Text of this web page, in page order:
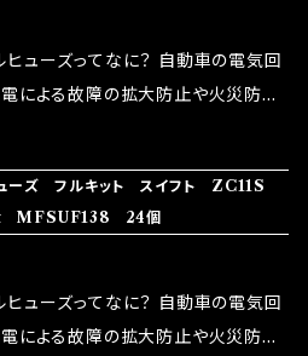
ております。
低減効果により、このような効果を
・アクセルレスポンスの向上 ・アイ
化（静粛性UP） ・ターボ車のターボ
の効果は、タウンユースだけでなく、
ーツシーンでの実証実験の上、 製
ております。
2.金属部分が露出している為、空気
しまう。 3.金属プレートが接触する
ルヒューズになります。 ◇マジカル
果 マジカルヒューズは放電防止効
低減効果により、このような効果を
・アクセルレスポンスの向上 ・アイ
化（静粛性UP） ・ターボ車のターボ
ューズってなに？ 自動車の電気回
電による故障の拡大防止や火災防止
回路への電力供給を行っています。
ーズには拭い去れない欠点があり
2.金属部分が露出している為、空気
しまう。 3.金属プレートが接触する
ューズ フルキット スイフト ZC11S
MFSUF138 24個
ューズってなに？ 自動車の電気回
電による故障の拡大防止や火災防止